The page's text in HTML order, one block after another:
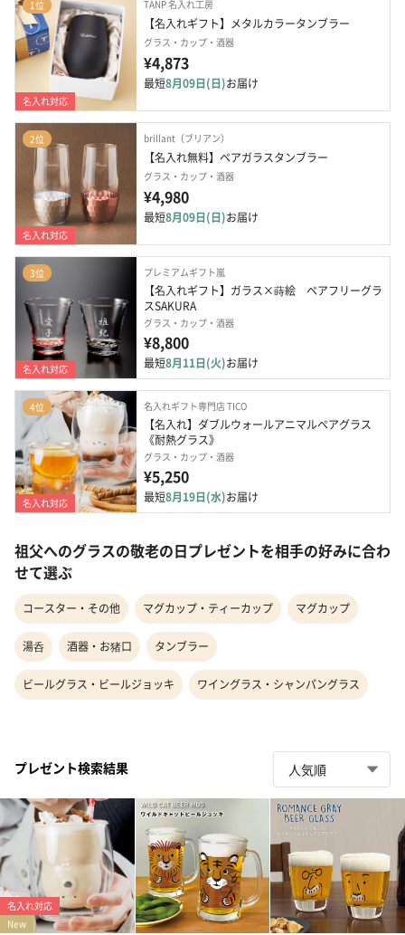
1位
名入れ対応
TANP 名入れ工房
【名入れギフト】メタルカラータンブラー
グラス・カップ・酒器
¥4,873
最短8月09日(日)お届け
2位
名入れ対応
brillant（ブリアン）
【名入れ無料】ペアガラスタンブラー
グラス・カップ・酒器
¥4,980
最短8月09日(日)お届け
3位
名入れ対応
プレミアムギフト嵐
【名入れギフト】ガラス×蒔絵　ペアフリーグラ
スSAKURA
グラス・カップ・酒器
¥8,800
最短8月11日(火)お届け
4位
名入れ対応
名入れギフト専門店 TICO
【名入れ】ダブルウォールアニマルペアグラス
《耐熱グラス》
グラス・カップ・酒器
¥5,250
最短8月19日(水)お届け
祖父へのグラスの敬老の日プレゼントを相手の好みに合わ
せて選ぶ
コースター・その他 マグカップ・ティーカップ マグカップ
湯呑 酒器・お猪口 タンブラー
ビールグラス・ビールジョッキ ワイングラス・シャンパングラス
プレゼント検索結果